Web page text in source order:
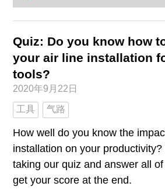
Quiz: Do you know how
your air line installation
tools?
2020年9月22日
工具 气路
How well do you know the
installation on your
taking our quiz and answer all
get your score at the end.